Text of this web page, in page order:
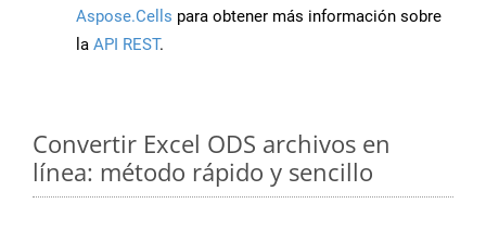
Aspose.Cells para obtener más información sobre
la API REST.
Convertir Excel ODS archivos en
línea: método rápido y sencillo